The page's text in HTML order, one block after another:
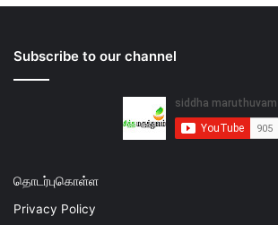
Subscribe to our channel
தொடர்புகொள்ள
Privacy Policy